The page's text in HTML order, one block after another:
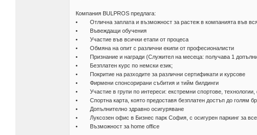
Компания BULPROS предлага:
• Отлична заплата и възможност за растеж в компанията във
• Въвеждащи обучения
• Участие във всички етапи от процеса
• Обмяна на опит с различни екипи от професионалисти
• Признание и награди (Служител на месеца: получава 1
• Безплатен курс по немски език;
• Покритие на разходите за различни сертификати и курсове
• Фирмени спонсорирани събития и тийм билдинги
• Участие в групи по интереси: екстремни спортове, технологии,
• Спортна карта, която предоставя безплатен достъп до голям
• Допълнително здравно осигуряване
• Луксозен офис в Бизнес парк София, с осигурен паркинг за
• Възможност за home office